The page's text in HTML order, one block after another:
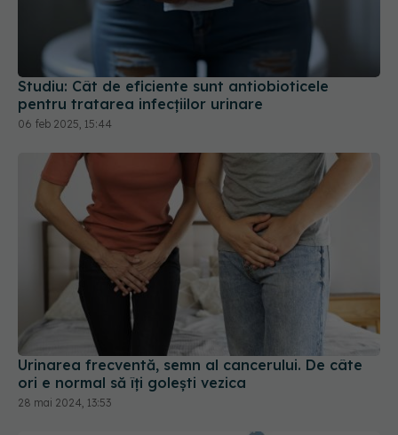
Studiu: Cât de eficiente sunt antiobioticele
pentru tratarea infecțiilor urinare
06 feb 2025, 15:44
Urinarea frecventă, semn al cancerului. De câte
ori e normal să îți golești vezica
28 mai 2024, 13:53